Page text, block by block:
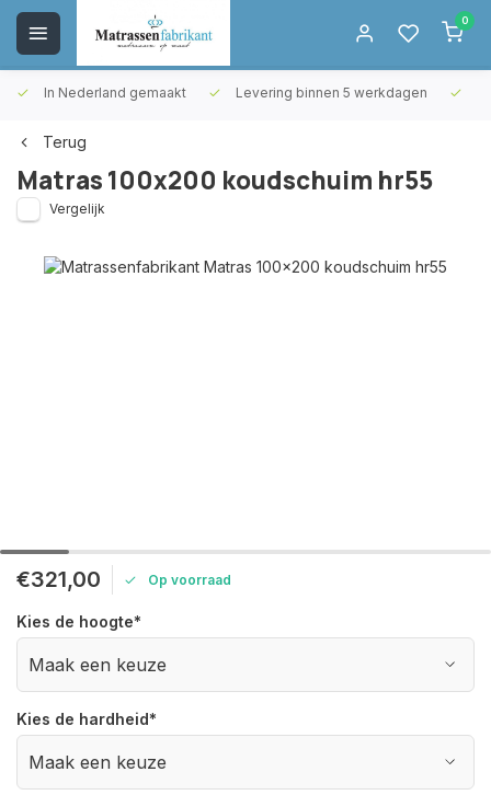
0
In Nederland gemaakt Levering binnen 5 werkdagen
Terug
Matras 100x200 koudschuim hr55
Vergelijk
€321,00 Op voorraad
Kies de hoogte*
Kies de hardheid*